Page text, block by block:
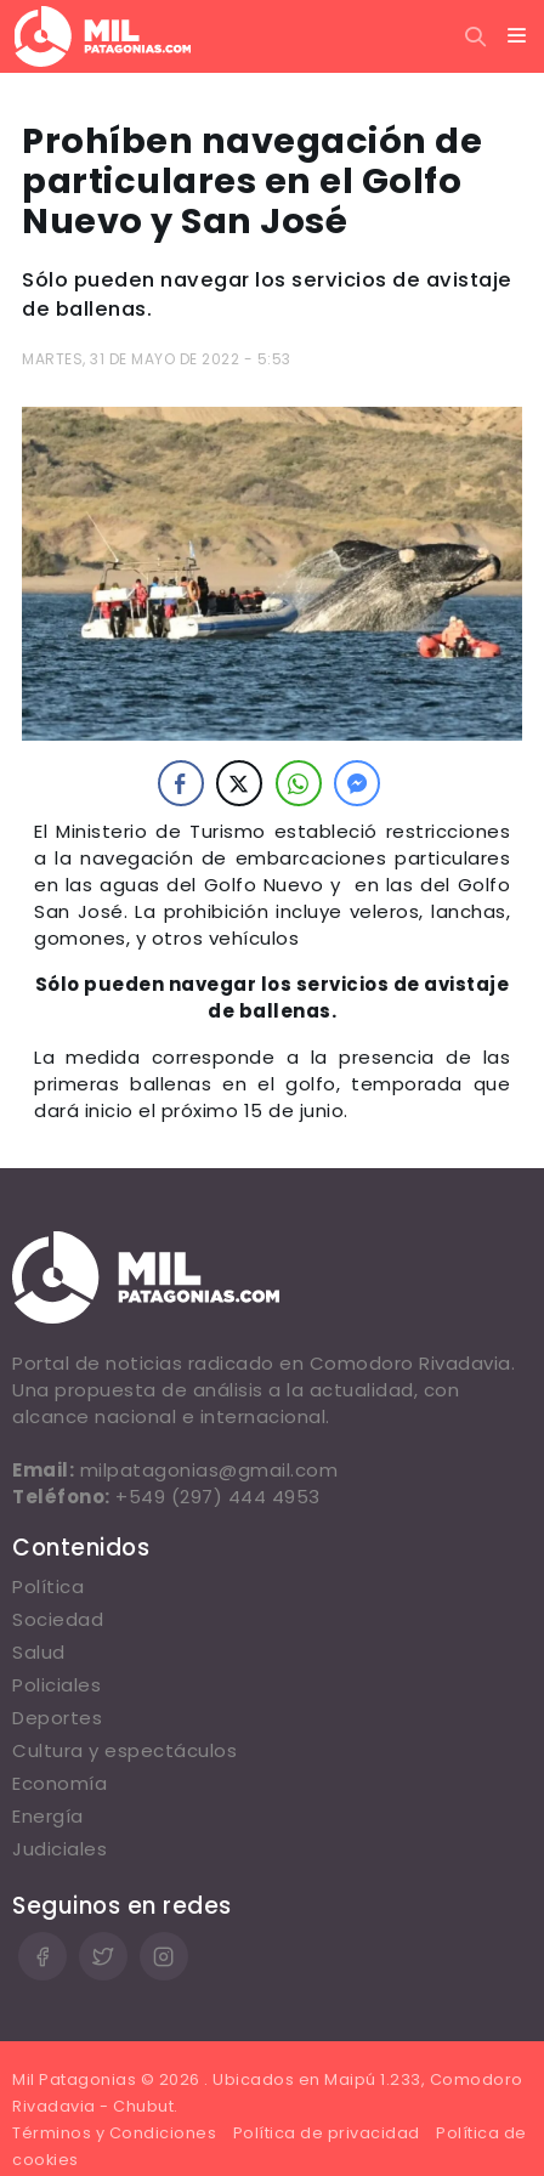
Prohíben navegación de
particulares en el Golfo
Nuevo y San José
Sólo pueden navegar los servicios de avistaje
de ballenas.
MARTES, 31 DE MAYO DE 2022 - 5:53
El Ministerio de Turismo estableció restricciones
a la navegación de embarcaciones particulares
en las aguas del Golfo Nuevo y en las del Golfo
San José. La prohibición incluye veleros, lanchas,
gomones, y otros vehículos
Sólo pueden navegar los servicios de avistaje
de ballenas.
La medida corresponde a la presencia de las
primeras ballenas en el golfo, temporada que
dará inicio el próximo 15 de junio.
Portal de noticias radicado en Comodoro Rivadavia.
Una propuesta de análisis a la actualidad, con
alcance nacional e internacional.
Email: milpatagonias@gmail.com
Teléfono: +549 (297) 444 4953
Contenidos
Política
Sociedad
Salud
Policiales
Deportes
Cultura y espectáculos
Economía
Energía
Judiciales
Seguinos en redes
Mil Patagonias © 2026 . Ubicados en Maipú 1.233, Comodoro
Rivadavia - Chubut.
Términos y Condiciones
Política de privacidad
Política de
cookies